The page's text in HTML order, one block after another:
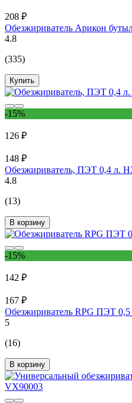
208 ₽
Обезжириватель Арикон
4.8
(335)
Купить
-15%
126 ₽
148 ₽
Обезжириватель, ПЭТ 0,4 л.
4.8
(13)
В корзину
-15%
142 ₽
167 ₽
Обезжириватель RPG ПЭТ 0,5
5
(16)
В корзину